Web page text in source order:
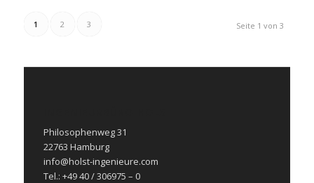
Seite 1 von 3
1 2 3
Philosophenweg 31
22763 Hamburg
info@holst-ingenieure.com
Tel.: +49 40 / 306975 – 0